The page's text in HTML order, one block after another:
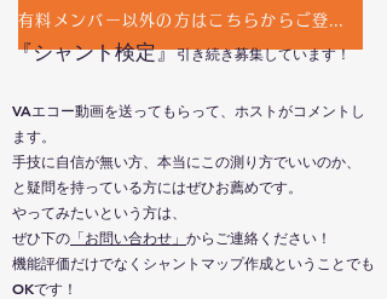
『シャント検定』引き続き募集しています！
VAエコー動画を送ってもらって、ホストがコメントし
ます。
手技に自信が無い方、本当にこの測り方でいいのか、
と疑問を持っている方にはぜひお薦めです。
やってみたいという方は、
ぜひ下の 「お問い合わせ」 からご連絡ください！
機能評価だけでなくシャントマップ作成ということでも
OKです！